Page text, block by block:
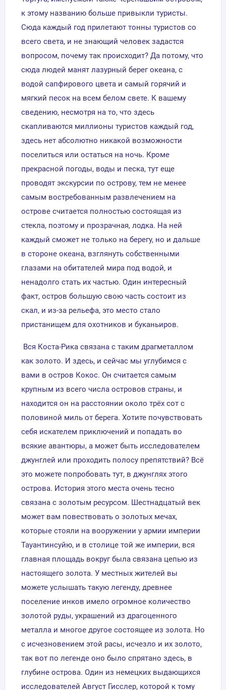
к этому названию больше привыкли туристы.
Сюда каждый год прилетают тонны туристов со
всего света, и не знающий человек задастся
вопросом, почему так происходит? Да потому, что
сюда людей манят лазурный берег океана, с
водой сапфирового цвета и самый горячий и
мягкий песок на всем белом свете. К вашему
сведению, несмотря на то, что здесь
скапливаются миллионы туристов каждый год,
здесь нет абсолютно никакой возможности
поселиться или остаться на ночь. Кроме
прекрасной погоды, воды и песка, тут еще
проводят экскурсии по острову, тем не менее
самым востребованным развлечением на
острове считается полностью состоящая из
стекла, поэтому и прозрачная, лодка. На ней
каждый сможет не только на берегу, но и дальше
в стороне океана, взглянуть собственными
глазами на обитателей мира под водой, и
ненадолго стать их частью. Один интересный
факт, остров большую свою часть состоит из
скал, и из-за рельефа, это место стало
пристанищем для охотников и буканьиров.
Вся Коста-Рика связана с таким драгметаллом
как золото. И здесь, и сейчас мы углубимся с
вами в остров Кокос. Он считается самым
крупным из всего числа островов страны, и
находится он на расстоянии около трёх сот с
половиной миль от берега. Хотите почувствовать
себя искателем приключений и попадать во
всякие авантюры, а может быть исследователем
джунглей или проходить полосу препятствий? Всё
это можете попробовать тут, в джунглях этого
острова. История этого места очень тесно
связана с золотым ресурсом. Шестнадцатый век
может вам повествовать о золотых мечах,
которые стояли на вооружении у армии империи
Тауантинсуйю, и в столице той же империи, вся
главная площадь вокруг была связана цепью из
настоящего золота. У местных жителей вы
можете услышать такую легенду, древнее
поселение инков имело огромное количество
золотой руды, украшений из драгоценного
металла и многое другое состоящее из золота. Но
с исчезновением этой расы, исчезло и их золото,
так вот по легенде оно было спрятано здесь, в
глубине острова. Один из немецких выдающихся
исследователей Август Гисслер, которой к тому